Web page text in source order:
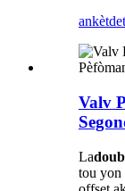
ankèt
Valv
La
tou yon